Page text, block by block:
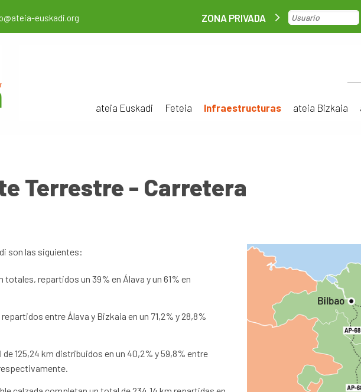
euskadi.org ZONA PRIVADA
ateia Euskadi Feteia Infraestructuras ateia Bizkaia
Terrestre - Carretera
son las siguientes:
totales, repartidos un 39% en Álava y un 61% en
entre Álava y Bizkaia en un 71,2% y 28,8%
125,24 km distribuidos en un 40,2% y 59,8% entre